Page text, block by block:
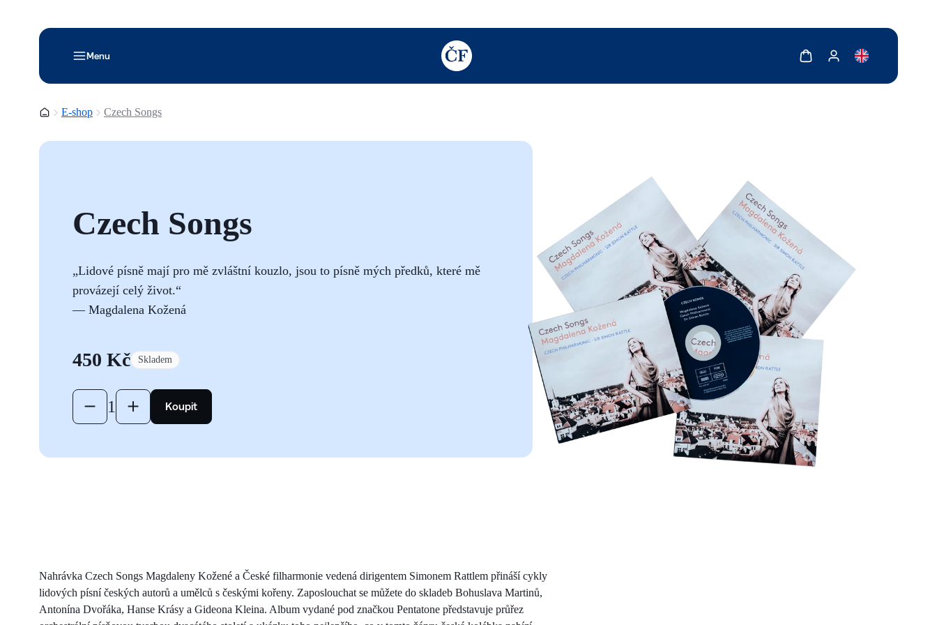
Menu
TODO: Add description for reader
Zobrazit košíkZobrazit můj účet
Domovská stránka
E-shop Czech Songs
Czech Songs
„Lidové písně mají pro mě zvláštní kouzlo, jsou to písně mých předků, které mě
provázejí celý život.“
— Magdalena Kožená
450 Kč Skladem
TODO: Add label
1 TODO: Add label
Koupit
Nahrávka Czech Songs Magdaleny Kožené a České filharmonie vedená dirigentem Simonem Rattlem přináší cykly
lidových písní českých autorů a umělců s českými kořeny. Zaposlouchat se můžete do skladeb Bohuslava Martinů,
Antonína Dvořáka, Hanse Krásy a Gideona Kleina. Album vydané pod značkou Pentatone představuje průřez